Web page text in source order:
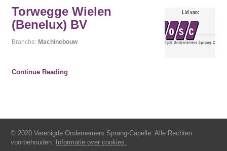
Torwegge Wielen
(Benelux) BV
Branche: Machinebouw
Continue Reading
© 2020 Verenigde Ondernemers Sprang-Capelle. Alle Rechten
voorbehouden.
Informatie over cookies.